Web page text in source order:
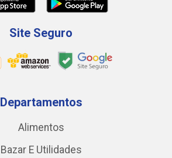
Site Seguro
Departamentos
Alimentos
Bazar E Utilidades